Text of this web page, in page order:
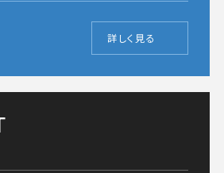
詳しく見る